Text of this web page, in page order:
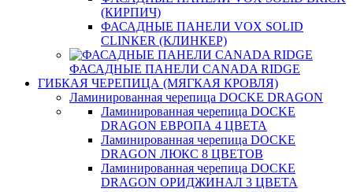
(КИРПИЧ)
ФАСАДНЫЕ ПАНЕЛИ VOX SOLID
CLINКER (КЛИНКЕР)
ФАСАДНЫЕ ПАНЕЛИ CANADA RIDGE
ГИБКАЯ ЧЕРЕПИЦА (МЯГКАЯ КРОВЛЯ)
Ламинированная черепица DOCKE DRAGON
Ламинированная черепица DOCKE
DRAGON ЕВРОПА 4 ЦВЕТА
Ламинированная черепица DOCKE
DRAGON ЛЮКС 8 ЦВЕТОВ
Ламинированная черепица DOCKE
DRAGON ОРИДЖИНАЛ 3 ЦВЕТА